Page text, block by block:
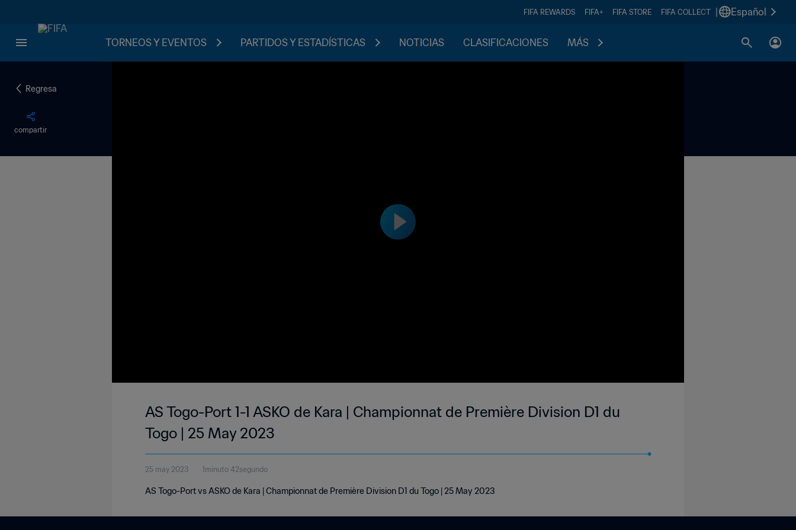
FIFA REWARDS FIFA+ FIFA STORE FIFA COLLECT Español
TORNEOS Y EVENTOS PARTIDOS Y ESTADÍSTICAS NOTICIAS CLASIFICACIONES MÁS
Regresa
compartir
AS Togo-Port 1-1 ASKO de Kara | Championnat de Première Division D1 du
Togo | 25 May 2023
25 may 2023 1minuto 42segundo
AS Togo-Port vs ASKO de Kara | Championnat de Première Division D1 du Togo | 25 May 2023